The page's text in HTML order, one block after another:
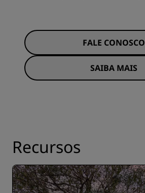
FALE CONOSCO
SAIBA MAIS
Recursos